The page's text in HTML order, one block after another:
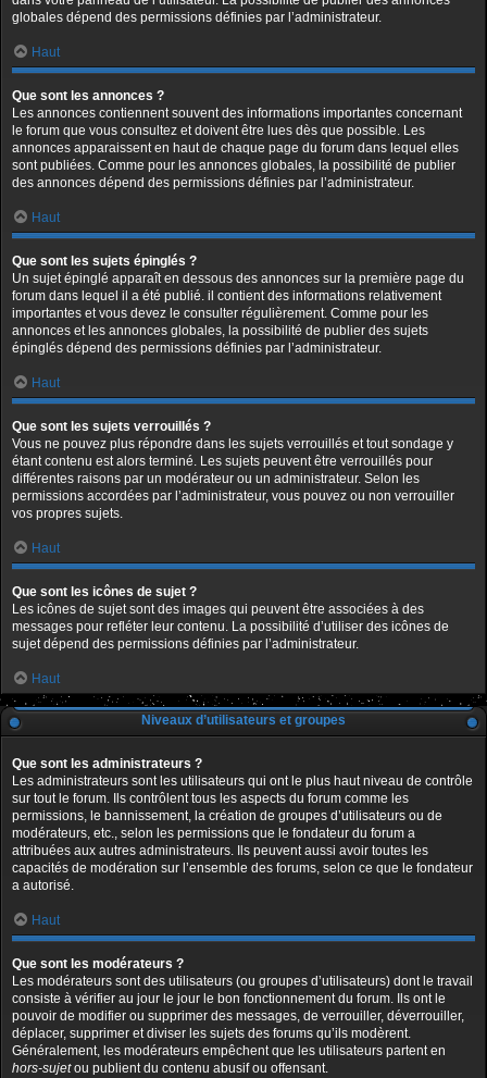
globales dépend des permissions définies par l’administrateur.
Haut
Que sont les annonces ?
Les annonces contiennent souvent des informations importantes concernant
le forum que vous consultez et doivent être lues dès que possible. Les
annonces apparaissent en haut de chaque page du forum dans lequel elles
sont publiées. Comme pour les annonces globales, la possibilité de publier
des annonces dépend des permissions définies par l’administrateur.
Haut
Que sont les sujets épinglés ?
Un sujet épinglé apparaît en dessous des annonces sur la première page du
forum dans lequel il a été publié. il contient des informations relativement
importantes et vous devez le consulter régulièrement. Comme pour les
annonces et les annonces globales, la possibilité de publier des sujets
épinglés dépend des permissions définies par l’administrateur.
Haut
Que sont les sujets verrouillés ?
Vous ne pouvez plus répondre dans les sujets verrouillés et tout sondage y
étant contenu est alors terminé. Les sujets peuvent être verrouillés pour
différentes raisons par un modérateur ou un administrateur. Selon les
permissions accordées par l’administrateur, vous pouvez ou non verrouiller
vos propres sujets.
Haut
Que sont les icônes de sujet ?
Les icônes de sujet sont des images qui peuvent être associées à des
messages pour refléter leur contenu. La possibilité d’utiliser des icônes de
sujet dépend des permissions définies par l’administrateur.
Haut
Niveaux d’utilisateurs et groupes
Que sont les administrateurs ?
Les administrateurs sont les utilisateurs qui ont le plus haut niveau de contrôle
sur tout le forum. Ils contrôlent tous les aspects du forum comme les
permissions, le bannissement, la création de groupes d’utilisateurs ou de
modérateurs, etc., selon les permissions que le fondateur du forum a
attribuées aux autres administrateurs. Ils peuvent aussi avoir toutes les
capacités de modération sur l’ensemble des forums, selon ce que le fondateur
a autorisé.
Haut
Que sont les modérateurs ?
Les modérateurs sont des utilisateurs (ou groupes d’utilisateurs) dont le travail
consiste à vérifier au jour le jour le bon fonctionnement du forum. Ils ont le
pouvoir de modifier ou supprimer des messages, de verrouiller, déverrouiller,
déplacer, supprimer et diviser les sujets des forums qu’ils modèrent.
Généralement, les modérateurs empêchent que les utilisateurs partent en
hors-sujetou publient du contenu abusif ou offensant.